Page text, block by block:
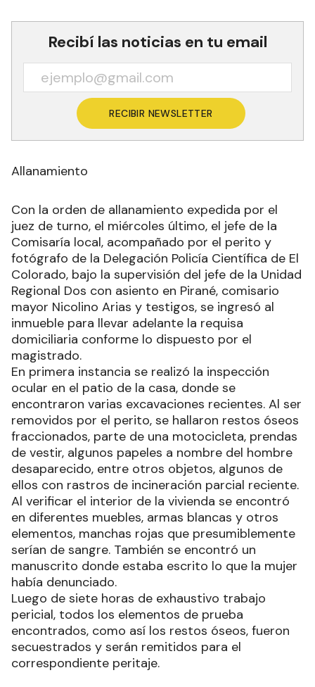
Recibí las noticias en tu email
RECIBIR NEWSLETTER
Allanamiento
Con la orden de allanamiento expedida por el
juez de turno, el miércoles último, el jefe de la
Comisaría local, acompañado por el perito y
fotógrafo de la Delegación Policía Científica de El
Colorado, bajo la supervisión del jefe de la Unidad
Regional Dos con asiento en Pirané, comisario
mayor Nicolino Arias y testigos, se ingresó al
inmueble para llevar adelante la requisa
domiciliaria conforme lo dispuesto por el
magistrado.
En primera instancia se realizó la inspección
ocular en el patio de la casa, donde se
encontraron varias excavaciones recientes. Al ser
removidos por el perito, se hallaron restos óseos
fraccionados, parte de una motocicleta, prendas
de vestir, algunos papeles a nombre del hombre
desaparecido, entre otros objetos, algunos de
ellos con rastros de incineración parcial reciente.
Al verificar el interior de la vivienda se encontró
en diferentes muebles, armas blancas y otros
elementos, manchas rojas que presumiblemente
serían de sangre. También se encontró un
manuscrito donde estaba escrito lo que la mujer
había denunciado.
Luego de siete horas de exhaustivo trabajo
pericial, todos los elementos de prueba
encontrados, como así los restos óseos, fueron
secuestrados y serán remitidos para el
correspondiente peritaje.